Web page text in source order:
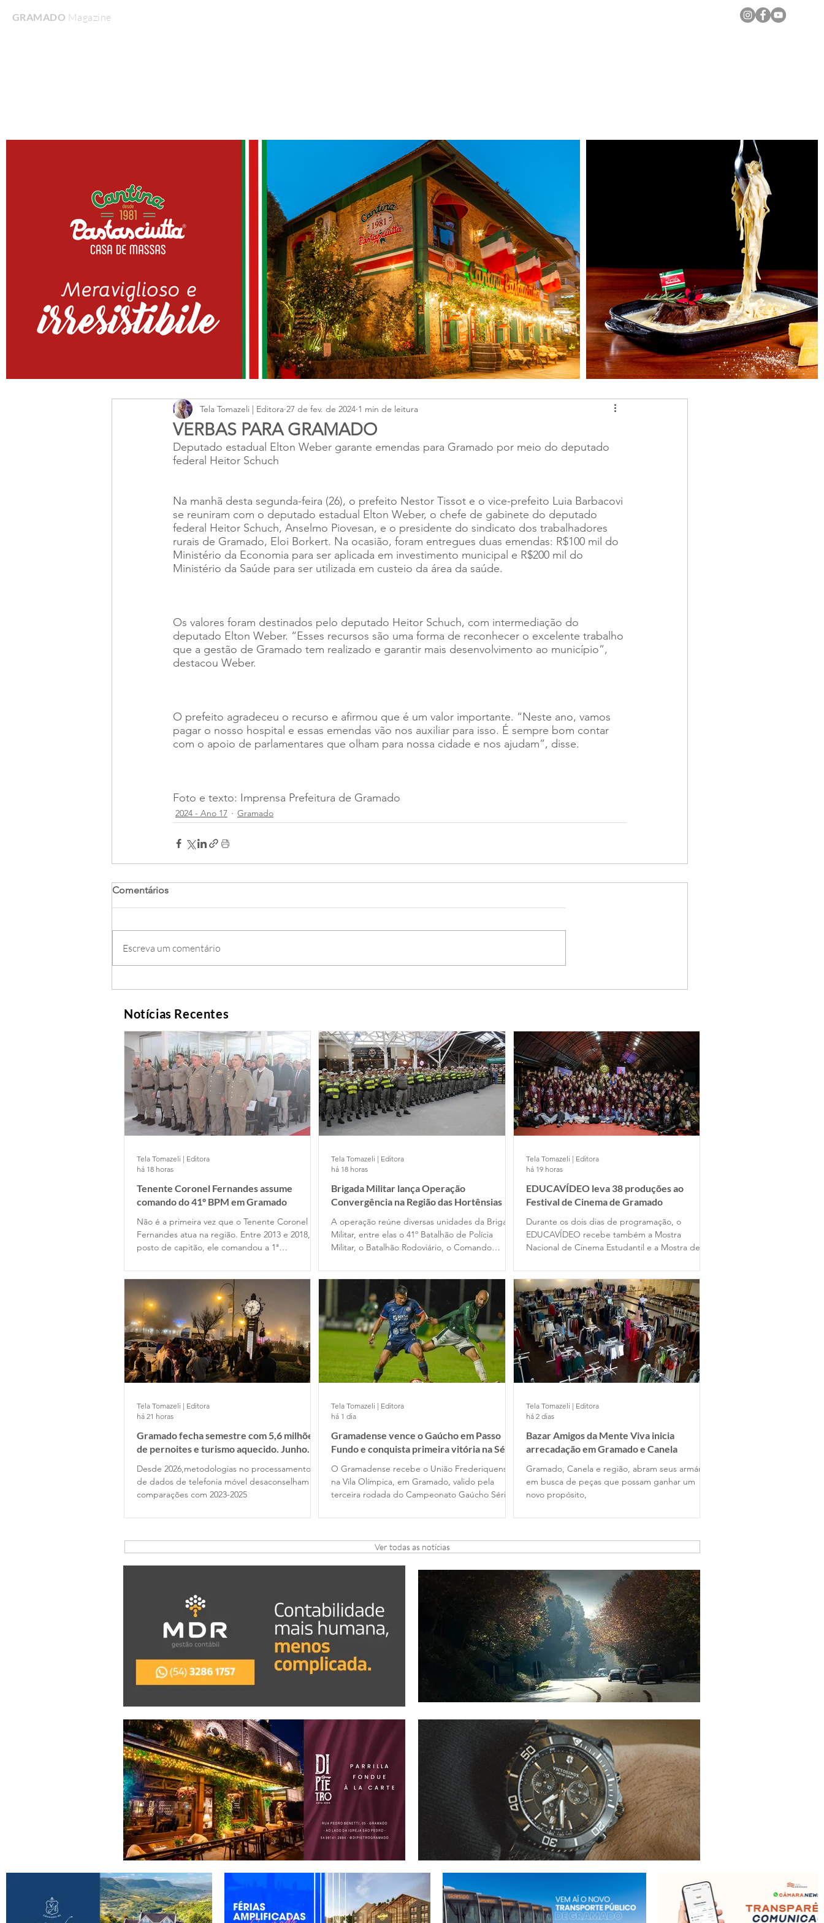
GRAMADO MagazineHome
VERBAS PARA GRAMADO
Tela Tomazeli | Editora 27 de fev. de 2024 1 min de leitura
Deputado estadual Elton Weber garante emendas para Gramado por meio do deputado
federal Heitor Schuch
Na manhã desta segunda-feira (26), o prefeito Nestor Tissot e o vice-prefeito Luia Barbacovi
se reuniram com o deputado estadual Elton Weber, o chefe de gabinete do deputado
federal Heitor Schuch, Anselmo Piovesan, e o presidente do sindicato dos trabalhadores
rurais de Gramado, Eloi Borkert. Na ocasião, foram entregues duas emendas: R$100 mil do
Ministério da Economia para ser aplicada em investimento municipal e R$200 mil do
Ministério da Saúde para ser utilizada em custeio da área da saúde.
Os valores foram destinados pelo deputado Heitor Schuch, com intermediação do
deputado Elton Weber. “Esses recursos são uma forma de reconhecer o excelente trabalho
que a gestão de Gramado tem realizado e garantir mais desenvolvimento ao município”,
destacou Weber.
O prefeito agradeceu o recurso e afirmou que é um valor importante. “Neste ano, vamos
pagar o nosso hospital e essas emendas vão nos auxiliar para isso. É sempre bom contar
com o apoio de parlamentares que olham para nossa cidade e nos ajudam”, disse.
Foto e texto: Imprensa Prefeitura de Gramado
2024 - Ano 17 Gramado
Comentários
Escreva um comentário
Notícias Recentes
Tenente Coronel Fernandes assume
comando do 41º BPM em Gramado
Não é a primeira vez que o Tenente Coronel
Fernandes atua na região. Entre 2013 e 2018, no
posto de capitão, ele comandou a 1ª
Estado Maior da Unidade. Retornou em 2020,
permanecendo até 2022, quando ocupou o
posto de major na função de subcomandante
do Batalhão.
Tela Tomazeli | Editora
há 18 horas
Brigada Militar lança Operação
Convergência na Região das Hortênsias
A operação reúne diversas unidades da Brigada
Militar, entre elas o 41º Batalhão de Polícia
Militar, o Batalhão Rodoviário, o Comando
Departamento de Ensino. Participam das ações
dois alunos-oficiais do Curso Superior de Polícia
Militar e 120 alunos-soldados do Curso Básico
de Formação Policial Militar, das escolas de
Porto Alegre e Montenegro.
Tela Tomazeli | Editora
há 18 horas
EDUCAVÍDEO leva 38 produções ao
Festival de Cinema de Gramado
Durante os dois dias de programação, o
EDUCAVÍDEO recebe também a Mostra
Nacional de Cinema Estudantil e a Mostra de
diferentes estados do país ao lado dos
trabalhos dos alunos gramadenses.
Tela Tomazeli | Editora
há 19 horas
Gramado fecha semestre com 5,6 milhões
de pernoites e turismo aquecido. Junho
desponta!
Desde 2026,metodologias no processamento
de dados de telefonia móvel desaconselham
comparações com 2023-2025
Tela Tomazeli | Editora
há 21 horas
Gramadense vence o Gaúcho em Passo
Fundo e conquista primeira vitória na Série
O Gramadense recebe o União Frederiquense,
na Vila Olímpica, em Gramado, valido pela
terceira rodada do Campeonato Gaúcho Série
Tela Tomazeli | Editora
há 1 dia
Bazar Amigos da Mente Viva inicia
arrecadação em Gramado e Canela
Gramado, Canela e região, abram seus armários
em busca de peças que possam ganhar um
novo propósito,
Tela Tomazeli | Editora
há 2 dias
Ver todas as notícias